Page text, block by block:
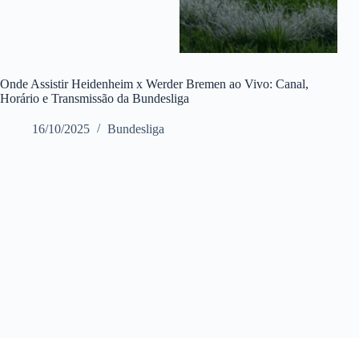
Onde Assistir Heidenheim x Werder Bremen ao Vivo: Canal,
Horário e Transmissão da Bundesliga
16/10/2025 Bundesliga